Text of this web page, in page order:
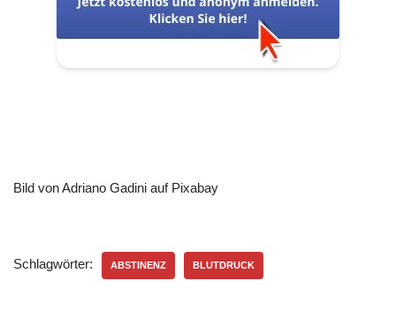
Bild von Adriano Gadini auf Pixabay
Schlagwörter: ABSTINENZ BLUTDRUCK